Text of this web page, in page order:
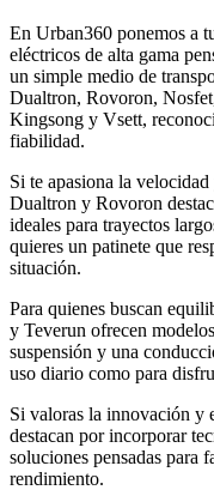
En Urban360 ponemos a
eléctricos de alta gama
un simple medio de
Dualtron, Rovoron,
Kingsong y Vsett,
fiabilidad.
Si te apasiona la
Dualtron y Rovoron
ideales para trayectos
quieres un patinete que
situación.
Para quienes buscan
y Teverun ofrecen
suspensión y una
uso diario como para
Si valoras la innovación y
destacan por incorporar
soluciones pensadas para
rendimiento.